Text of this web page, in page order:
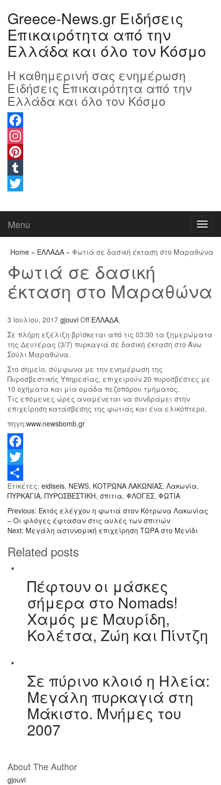
Greece-News.gr Ειδήσεις
Επικαιρότητα από την
Ελλάδα και όλο τον Κόσμο
Η καθημερινή σας ενημέρωση
Ειδήσεις Επικαιρότητα από την
Ελλάδα και όλο τον Κόσμο
Facebook
Instagram
Pinterest
Tumblr
Menu
Home » ΕΛΛΑΔΑ » Φωτιά σε δασική έκταση στο Μαραθώνα
Φωτιά σε δασική
έκταση στο Μαραθώνα
3 Ιουλίου, 2017 gjouvi Off ΕΛΛΑΔΑ,
Σε πλήρη εξέλιξη βρίσκεται από τις 03:30 τα ξημερώματα
της Δευτέρας (3/7) πυρκαγιά σε δασική έκταση στο Άνω
Σούλι Μαραθώνα.
Στο σημείο, σύμφωνα με την ενημέρωση της
Πυροσβεστικής Υπηρεσίας, επιχειρούν 20 πυροσβέστες με
10 οχήματα και μία ομάδα πεζοπόρου τμήματος.
Τις επόμενες ώρες αναμένεται να συνδράμει στην
επιχείρηση κατάσβεσης της φωτιάς και ένα ελικόπτερο.
πηγη:www.newsbomb.gr
F
a
c
b
o
o
T
w
t
t
e
Μ
ι
ρ
α
σ
Ετικέτες: eidiseis, NEWS, ΚΟΤΡΩΝΑ ΛΑΚΩΝΙΑΣ, Λακωνία,
ΠΥΡΚΑΓΙΑ, ΠΥΡΟΣΒΕΣΤΙΚΗ, σπιτια, ΦΛΟΓΕΣ, ΦΩΤΙΑ
Previous: Εκτός ελέγχου η φωτιά στoν Κότρωνα Λακωνίας
– Οι φλόγες έφτασαν στις αυλές των σπιτιών
Next: Μεγάλη αστυνομική επιχείρηση ΤΩΡΑ στο Μενίδι
Related posts
Πέφτουν οι μάσκες
σήμερα στο Nomads!
Χαμός με Μαυρίδη,
Κολέτσα, Ζώη και Πίντζη
Σε πύρινο κλοιό η Ηλεία:
Μεγάλη πυρκαγιά στη
Μάκιστο. Μνήμες του
2007
About The Author
gjouvi